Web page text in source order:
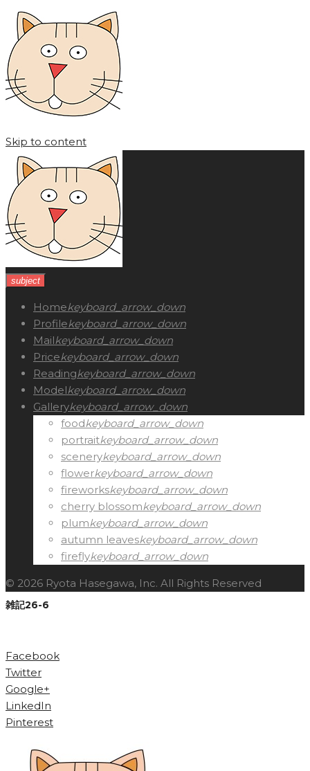
Skip to content
subject
Homekeyboard_arrow_down
Profilekeyboard_arrow_down
Mailkeyboard_arrow_down
Pricekeyboard_arrow_down
Readingkeyboard_arrow_down
Modelkeyboard_arrow_down
Gallerykeyboard_arrow_down
foodkeyboard_arrow_down
portraitkeyboard_arrow_down
scenerykeyboard_arrow_down
flowerkeyboard_arrow_down
fireworkskeyboard_arrow_down
cherry blossomkeyboard_arrow_down
plumkeyboard_arrow_down
autumn leaveskeyboard_arrow_down
fireflykeyboard_arrow_down
© 2026 Ryota Hasegawa, Inc. All Rights Reserved
雑記26-6
Facebook
Twitter
Google+
LinkedIn
Pinterest